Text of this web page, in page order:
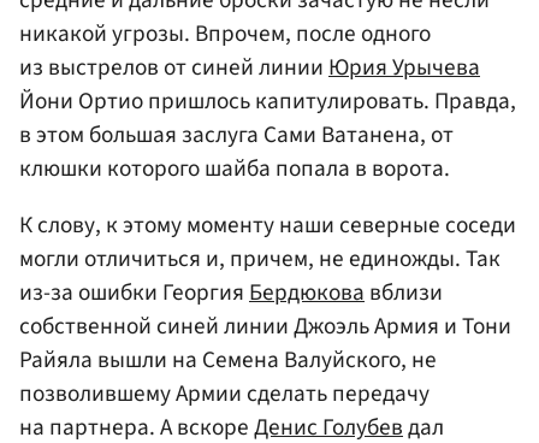
никакой угрозы. Впрочем, после одного
из выстрелов от синей линииЮрия Урычева
Йони Ортио пришлось капитулировать. Правда,
в этом большая заслуга Сами Ватанена, от
клюшки которого шайба попала в ворота.
К слову, к этому моменту наши северные соседи
могли отличиться и, причем, не единожды. Так
из-за ошибки ГеоргияБердюковавблизи
собственной синей линии Джоэль Армия и Тони
Райяла вышли на Семена Валуйского, не
позволившему Армии сделать передачу
на партнера. А вскореДенис Голубевдал